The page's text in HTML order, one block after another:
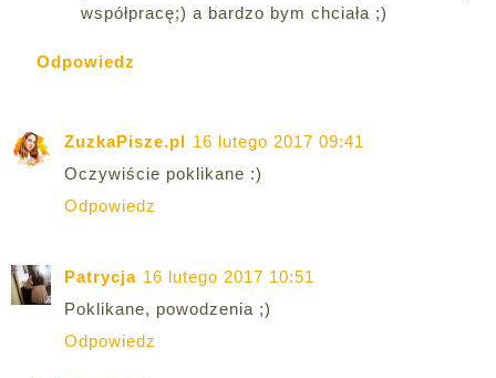
współpracę;) a bardzo bym chciała ;)
Odpowiedz
ZuzkaPisze.pl 16 lutego 2017 09:41
Oczywiście poklikane :)
Odpowiedz
Patrycja 16 lutego 2017 10:51
Poklikane, powodzenia ;)
Odpowiedz